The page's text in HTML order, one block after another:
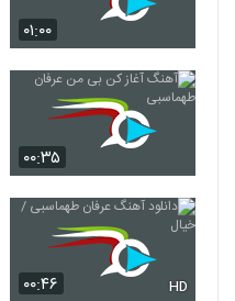
۰۱:۰۰
۰۰:۳۵
۰۰:۴۶ HD